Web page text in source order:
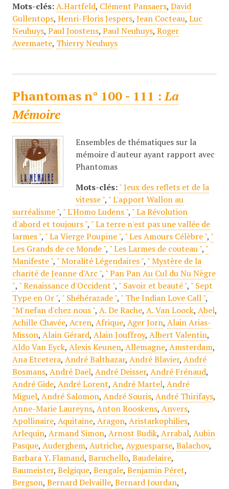
Mots-clés: A.Hartfeld, Clément Pansaers, David
Gullentops, Henri-Floris Jespers, Jean Cocteau, Luc
Neuhuys, Paul Joostens, Paul Neuhuys, Roger
Avermaete, Thierry Neuhuys
Phantomas n° 100 - 111 :La
Mémoire
Ensembles de thématiques sur la
mémoire d'auteur ayant rapport avec
Phantomas
Mots-clés: " Jeux des reflets et de la
vitesse ", " L'apport Wallon au
surréalisme ", " L'Homo Ludens ", " La Révolution
d'abord et toujours ", " La terre n'est pas une vallée de
larmes ", " La Vierge Poupine ", " Les Amours Célèbre ", "
Les Grands de ce Monde ", " Les Larmes de couteau ", "
Manifeste ", " Moralité Légendaires ", " Mystère de la
charité de Jeanne d'Arc ", " Pan Pan Au Cul du Nu Nègre
", " Renaissance d'Occident ", " Savoir et beauté ", " Sept
Type en Or ", " Shéhérazade ", " The Indian Love Call ",
"M'nefan d'chez nous ", A. De Rache, A. Van Loock, Abel,
Achille Chavée, Acren, Afrique, Ager Jorn, Alain Arias-
Misson, Alain Gérard, Alain Jouffroy, Albert Valentin,
Aldo Van Eyck, Alexis Keunen, Allemagne, Amsterdam,
Ana Etcetera, André Balthazar, André Blavier, André
Bosmans, André Dael, André Deisser, André Frénaud,
André Gide, André Lorent, André Martel, André
Miguel, André Salomon, André Souris, André Thirifays,
Anne-Marie Laureyns, Anton Rooskens, Anvers,
Apollinaire, Aquitaine, Aragon, Aristarkophilies,
Arlequin, Armand Simon, Arnost Budik, Arrabal, Aubin
Pasque, Auderghem, Autriche, Ayguesparse, Balachov,
Barbara Y. Flamand, Baruchello, Baudelaire,
Baumeister, Belgique, Bengale, Benjamin Péret,
Bergson, Bernard Delvaille, Bernard Jourdan,